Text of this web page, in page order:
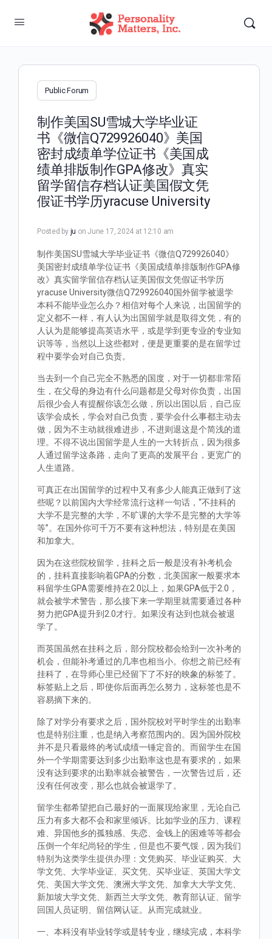
Public Forum
制作美国SU雪城大学毕业证
书《微信Q729926040》美国
密封成绩单学位证书《美国成
绩单排版制作GPA修改》真实
留学留信存档认证美国假文凭
假证书学历yracuse University
Posted by ju on June 17, 2024 at 12:10 am
制作美国SU雪城大学毕业证书《微信Q729926040》
美国密封成绩单学位证书《美国成绩单排版制作GPA修
改》真实留学留信存档认证美国假文凭假证书学历
yracuse University微信Q729926040国外留学被退学
本科不能毕业怎么办？相信对每个人来说，出国留学的
定义都不一样，有人认为出国留学就是取得文凭，有的
人认为是能够提高英语水平，或是学到更专业的专业知
识等等，当然以上这些都对，便是更重要的是在留学过
程中要学会对自己负责。
当去到一个自己完全不熟悉的国度，对于一切都非常陌
生，在父母的身边有什么问题都是父母对你负责，出国
后很少会人有提醒你该怎么做，所以出国以后，自己应
该学会成长，学会对自己负责，要学会什么事都主动去
做，因为不主动就很难进步，不进则退这是个简浅的道
理。不得不说出国留学是人生的一大转折点，因为很多
人通过留学这条路，走向了更高的发展平台，更宽广的
人生道路。
可真正在出国留学的过程中又有多少人能真正做到了这
些呢？以前国内大学经常流行这样一句话，“不挂科的
大学不是完整的大学，不旷课的大学不是完整的大学等
等”。在国外你可千万不要有这种想法，特别是在美国
和加拿大。
因为在这些院校留学，挂科之后一般是没有补考机会
的，挂科直接影响着GPA的分数，北美国家一般要求本
科留学生GPA需要维持在2.0以上，如果GPA低于2.0，
就会被学术警告，那么接下来一学期里就需要通过各种
努力把GPA提升到2.0才行。如果没有达到也就会被退
学了。
而英国虽然在挂科之后，部分院校都会给到一次补考的
机会，但能补考通过的几率也相当小。你想之前已经有
挂科了，在导师心里已经留下了不好的映象的标签了。
标签贴上之后，即使你后面再怎么努力，这标签也是不
容易摘下来的。
除了对学分有要求之后，国外院校对平时学生的出勤率
也是特别注重，也是纳入考察范围内的。因为国外院校
并不是只看最终的考试成绩一锤定音的。而留学生在国
外一个学期需要达到多少出勤率这也是有要求的，如果
没有达到要求的出勤率就会被警告，一次警告过后，还
没有任何改变，那么也就会被退学了。
留学生都希望把自己最好的一面展现给家里，无论自己
压力有多大都不会和家里倾诉。比如学业的压力、课程
难、异国他乡的孤独感、失恋、金钱上的困难等等都会
压倒一个年纪尚轻的学生，但是也不要气馁，因为我们
特别为这类学生提供办理：文凭购买、毕业证购买、大
学文凭、大学毕业证、买文凭、买毕业证、英国大学文
凭、美国大学文凭、澳洲大学文凭、加拿大大学文凭、
新加坡大学文凭、新西兰大学文凭、教育部认证、留学
回国人员证明、留信网认证。从而完成就业。
一、本科没有毕业转学或是转专业，继续完成，本科学